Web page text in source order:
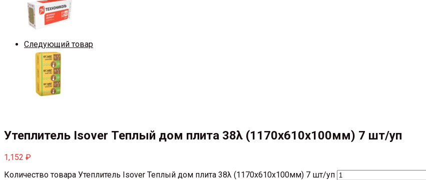
Следующий товар
Утеплитель Isover Теплый дом плита 38λ (1170х610х100мм) 7 шт/уп
1,152 ₽
Количество товара Утеплитель Isover Теплый дом плита 38λ (1170х610х100мм) 7 шт/уп